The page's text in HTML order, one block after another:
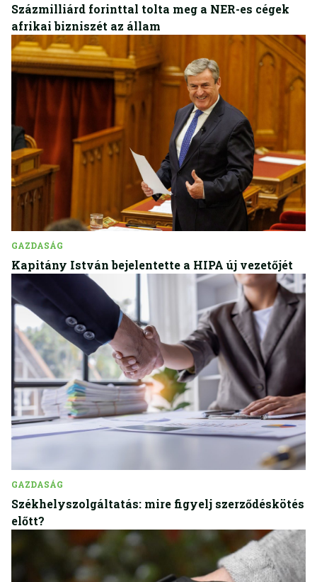
Százmilliárd forinttal tolta meg a NER-es cégek
afrikai bizniszét az állam
GAZDASÁG
Kapitány István bejelentette a HIPA új vezetőjét
GAZDASÁG
Székhelyszolgáltatás: mire figyelj szerződéskötés
előtt?